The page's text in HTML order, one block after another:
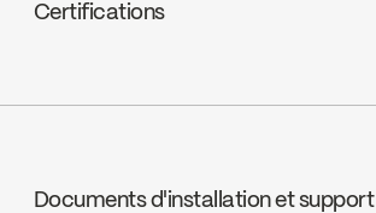
Certifications
Documents d'installation et support